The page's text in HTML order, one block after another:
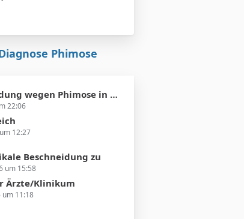
Phimose
Phimose in 2 Wochen
22:06
12:27
Beschneidung zu
um 15:58
Ärzte/Klinikum
um 11:18